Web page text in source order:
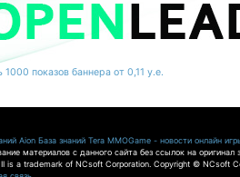
1000 показов баннера от 0,11 у.е.
Aion База знаний Tera MMOGame - новости онлайн
материалов с данного сайта без ссылок на оригинал
II is a trademark of NCsoft Corporation. Copyright © NCsoft